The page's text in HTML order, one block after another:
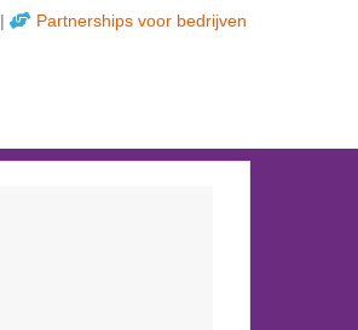
| Partnerships voor bedrijven